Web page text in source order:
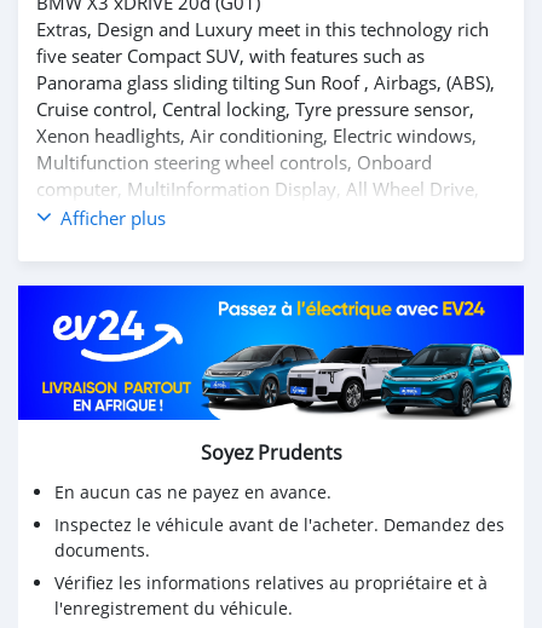
Extras, Design and Luxury meet in this technology rich
five seater Compact SUV, with features such as
Panorama glass sliding tilting Sun Roof , Airbags, (ABS),
Cruise control, Central locking, Tyre pressure sensor,
Xenon headlights, Air conditioning, Electric windows,
Multifunction steering wheel controls, Onboard
computer, MultiInformation Display, All Wheel Drive,
Power steering, Stability control.Pricing excludes
Ts Cs apply
Afficher plus
Soyez Prudents
En aucun cas ne payez en avance.
Inspectez le véhicule avant de l'acheter. Demandez des
documents.
Vérifiez les informations relatives au propriétaire et à
l'enregistrement du véhicule.